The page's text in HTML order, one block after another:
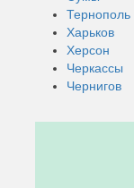
Тернополь
Харьков
Херсон
Черкассы
Чернигов